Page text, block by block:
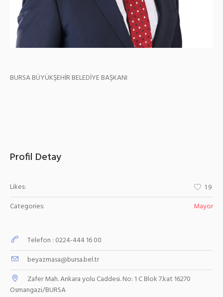
BURSA BÜYÜKŞEHİR BELEDİYE BAŞKANI
Profil Detay
Likes:
19
Categories:
Mayor
Telefon : 0224-444 16 00
beyazmasa@bursa.bel.tr
Zafer Mah. Ankara yolu Caddesi. No: 1 C Blok 7.kat 16270
Osmangazi/BURSA